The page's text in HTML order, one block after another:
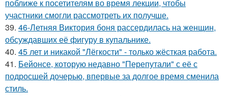
поближе к посетителям во время лекции, чтобы
участники смогли рассмотреть их получше.
39. 46-Летняя Виктория боня рассердилась на женщин,
обсуждавших её фигуру в купальнике.
40. 45 лет и никакой "Лёгкости" - только жёсткая работа.
41. Бейонсе, которую недавно "Перепутали" с её с
подросшей дочерью, впервые за долгое время сменила
стиль.